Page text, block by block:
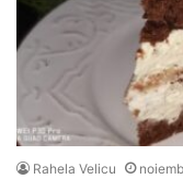
Rahela Velicu